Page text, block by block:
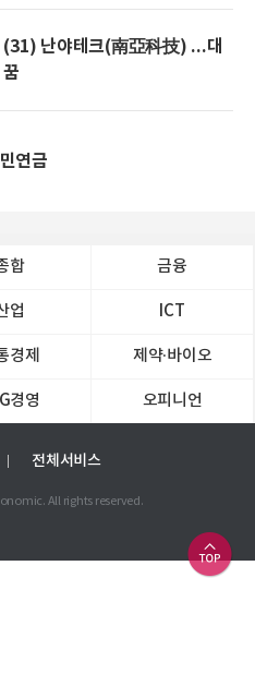
(31) 난야테크(南亞科技) ...대
연금
합 금융
업 ICT
경제 제약∙바이오
경영 오피니언
전체서비스
All rights reserved.